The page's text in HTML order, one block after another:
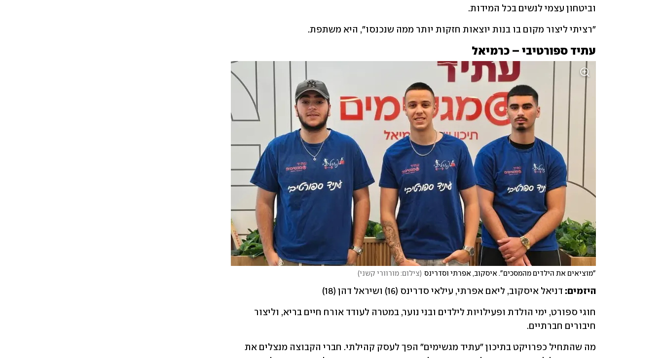
וביטחון עצמי לנשים בכל המידות.
"רציתי ליצור מקום בו בנות יוצאות חזקות יותר ממה שנכנסו", היא משתפת.
עתיד ספורטיבי – כרמיאל
"מוציאים את הילדים מהמסכים". איסקוב, אפרתי וסדרינס (צילום: מורוורי קשני)
היזמים: דניאל איסקוב, ליאם אפרתי, עילאי סדרינס (16) ושיראל דהן (18)
חיבורים חברתיים.